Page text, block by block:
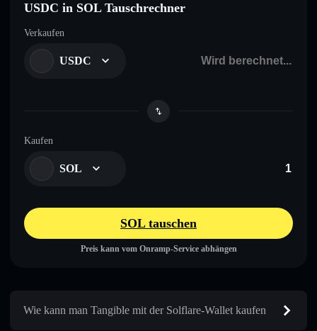
USDC in SOL Tauschrechner
Verkaufen
USDC
Kaufen
SOL
SOL tauschen
Preis kann vom Onramp-Service abhängen
Wie kann man Tangible mit der Solflare-Wallet kaufen